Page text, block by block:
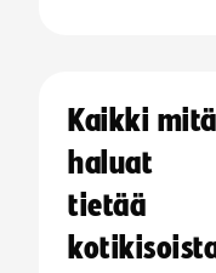
Kaikki mitä
haluat
tietää